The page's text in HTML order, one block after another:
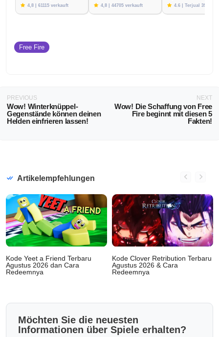
4,8 | 61115 verkauft 4,8 | 44705 verkauft 4.6 | Terjual 39787
Free Fire
PREVIOUS
Wow! Winterknüppel-
Gegenstände können deinen
Helden einfrieren lassen!
NEXT
Wow! Die Schaffung von Free
Fire beginnt mit diesen 5
Fakten!
Artikelempfehlungen
Kode Yeet a Friend Terbaru
Agustus 2026 dan Cara
Redeemnya
Kode Clover Retribution Terbaru
Agustus 2026 & Cara
Redeemnya
Möchten Sie die neuesten
Informationen über Spiele erhalten?